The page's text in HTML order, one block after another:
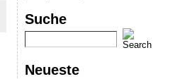
Suche
Neueste